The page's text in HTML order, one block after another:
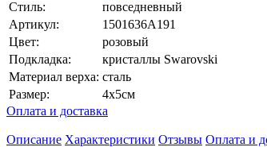
Стиль:
повседневный
Артикул:
1501636A191
Цвет:
розовый
Подкладка:
кристаллы Swarovski
Материал верха: сталь
Размер:
4х5см
Оплата и доставка
Описание Характеристики Отзывы Оплата и